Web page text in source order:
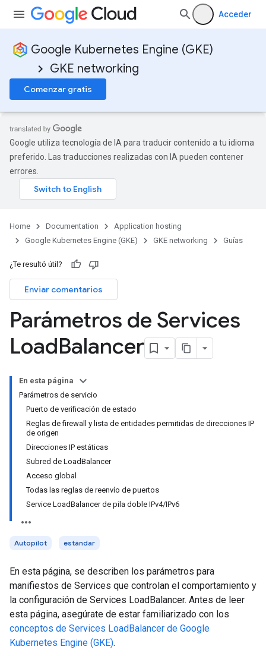
Acceder
Google Kubernetes Engine (GKE)
GKE networking
Comenzar gratis
Google utiliza tecnología de IA para traducir contenido a tu idioma
preferido. Las traducciones realizadas con IA pueden contener
errores.
Home Documentation
Application hosting
Google Kubernetes Engine (GKE)
GKE networking Guías
¿Te resultó útil?
Enviar comentarios
Parámetros de Services
LoadBalancer
En esta página
Parámetros de servicio
Puerto de verificación de estado
Reglas de firewall y lista de entidades permitidas de direcciones IP
de origen
Direcciones IP estáticas
Subred de LoadBalancer
Acceso global
Todas las reglas de reenvío de puertos
Service LoadBalancer de pila doble IPv4/IPv6
Autopilot estándar
En esta página, se describen los parámetros para
manifiestos de Services que controlan el comportamiento y
la configuración de Services LoadBalancer. Antes de leer
esta página, asegúrate de estar familiarizado con los
conceptos de Services LoadBalancer de Google
Kubernetes Engine (GKE).